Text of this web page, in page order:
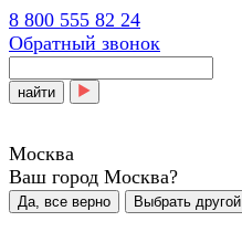
8 800 555 82 24
Обратный звонок
найти
Москва
Ваш город Москва?
Да, все верно Выбрать другой